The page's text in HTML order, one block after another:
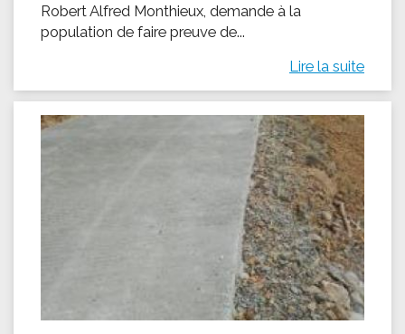
Robert Alfred Monthieux, demande à la
population de faire preuve de...
Lire la suite